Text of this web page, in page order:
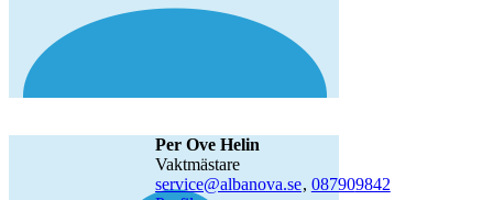
Per Ove Helin
vaktmästare
service@albanova.se, 087909842